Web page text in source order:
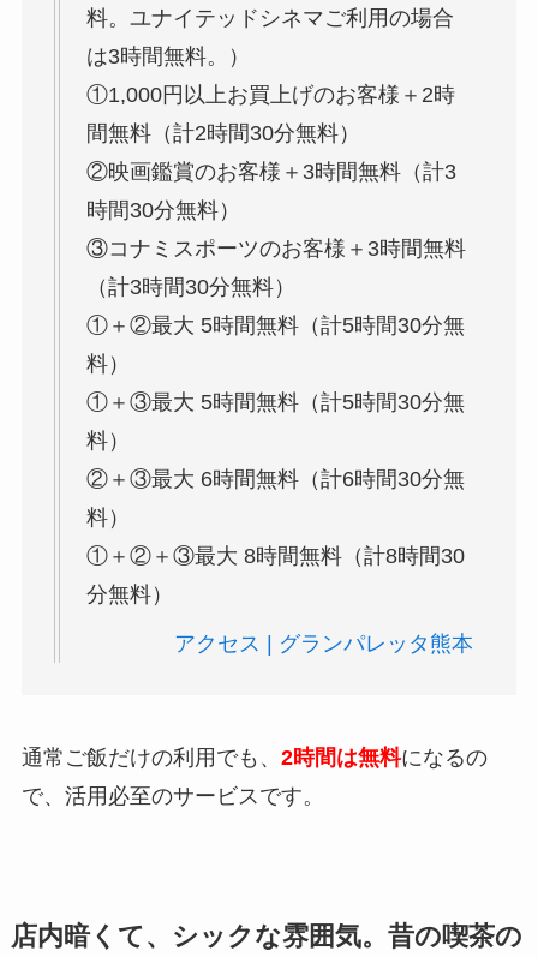
料。ユナイテッドシネマご利用の場合
は3時間無料。）
①1,000円以上お買上げのお客様＋2時
間無料（計2時間30分無料）
②映画鑑賞のお客様＋3時間無料（計3
時間30分無料）
③コナミスポーツのお客様＋3時間無料
（計3時間30分無料）
①＋②最大 5時間無料（計5時間30分無
料）
①＋③最大 5時間無料（計5時間30分無
料）
②＋③最大 6時間無料（計6時間30分無
料）
①＋②＋③最大 8時間無料（計8時間30
分無料）
アクセス | グランパレッタ熊本
通常ご飯だけの利用でも、 2時間は無料になるの
で、活用必至のサービスです。
店内暗くて、シックな雰囲気。昔の喫茶の